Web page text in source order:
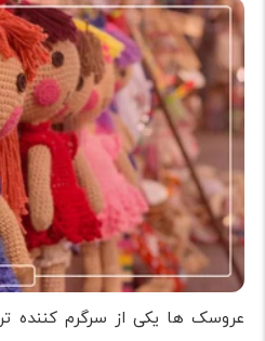
عروسک ها یکی از سرگرم کننده